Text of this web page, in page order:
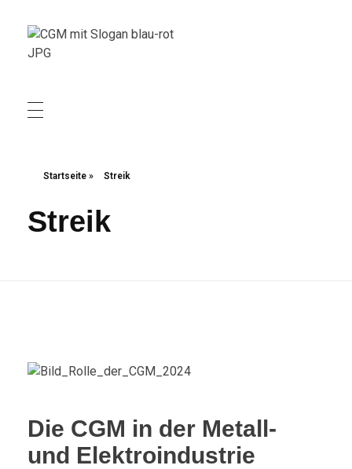
Startseite » Streik
Streik
Die CGM in der Metall-
und Elektroindustrie